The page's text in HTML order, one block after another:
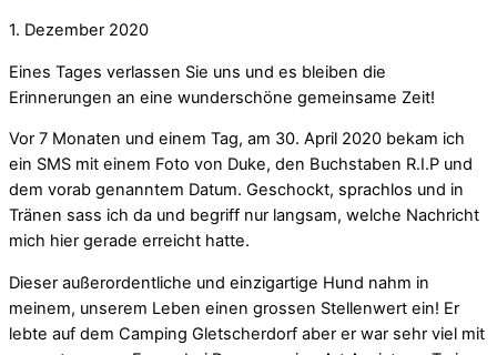
1. Dezember 2020
Eines Tages verlassen Sie uns und es bleiben die
Erinnerungen an eine wunderschöne gemeinsame Zeit!
Vor 7 Monaten und einem Tag, am 30. April 2020 bekam ich
ein SMS mit einem Foto von Duke, den Buchstaben R.I.P und
dem vorab genanntem Datum. Geschockt, sprachlos und in
Tränen sass ich da und begriff nur langsam, welche Nachricht
mich hier gerade erreicht hatte.
Dieser außerordentliche und einzigartige Hund nahm in
meinem, unserem Leben einen grossen Stellenwert ein! Er
lebte auf dem Camping Gletscherdorf aber er war sehr viel mit